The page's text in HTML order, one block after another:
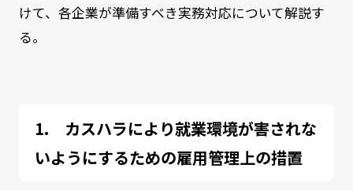
けて、各企業が準備すべき実務対応について解説す
る。
カスハラにより就業環境が害されな
いようにするための雇用管理上の措置